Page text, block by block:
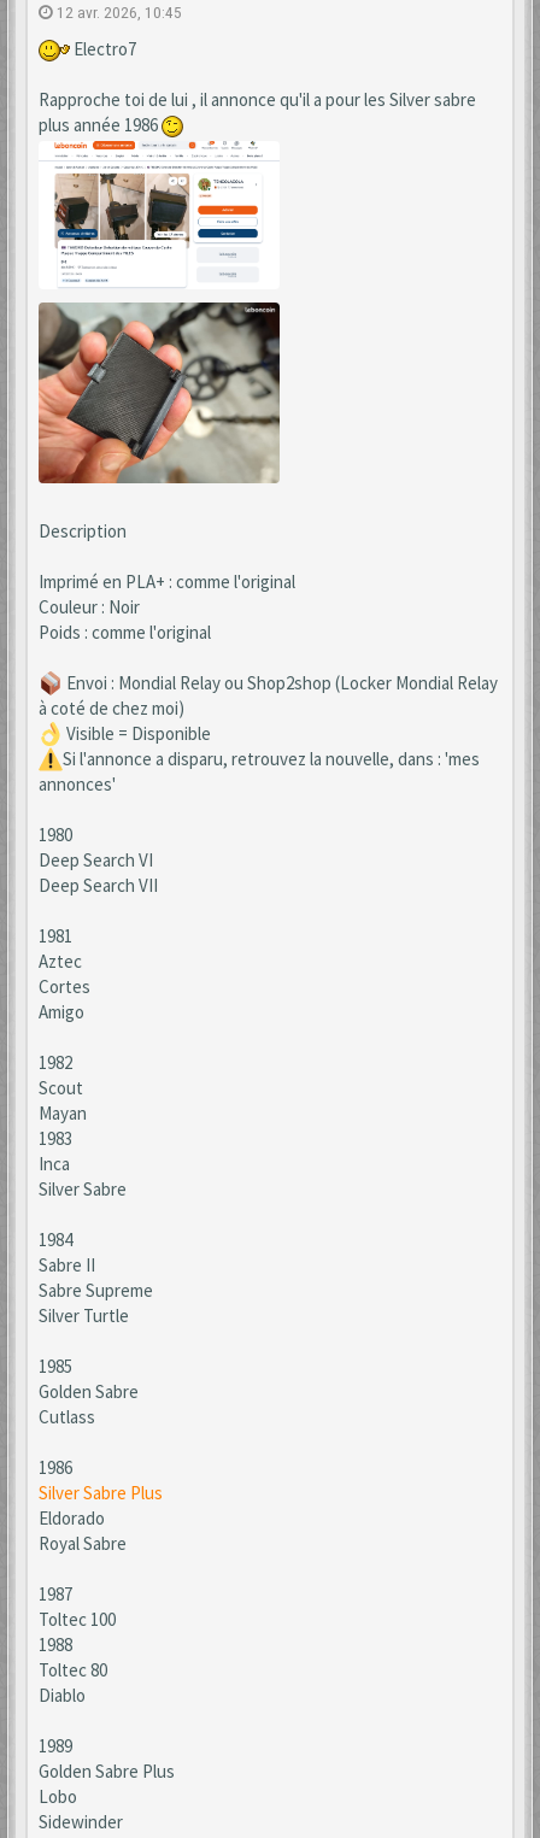
12 avr. 2026, 10:45
Electro7
Rapproche toi de lui , il annonce qu'il a pour les Silver sabre
plus année 1986
Description
Imprimé en PLA+ : comme l'original
Couleur : Noir
Poids : comme l'original
​ Envoi : Mondial Relay ou Shop2shop (Locker Mondial Relay
à coté de chez moi)
Visible = Disponible
Si l'annonce a disparu, retrouvez la nouvelle, dans : 'mes
annonces'
1980
Deep Search VI
Deep Search VII
1981
Aztec
Cortes
Amigo
1982
Scout
Mayan
1983
Inca
Silver Sabre
1984
Sabre II
Sabre Supreme
Silver Turtle
1985
Golden Sabre
Cutlass
1986
Silver Sabre Plus
Eldorado
Royal Sabre
1987
Toltec 100
1988
Toltec 80
Diablo
1989
Golden Sabre Plus
Lobo
Sidewinder